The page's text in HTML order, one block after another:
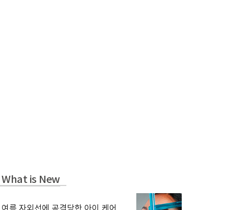
What is New
여름 자외선에 공격당한 아이 케어